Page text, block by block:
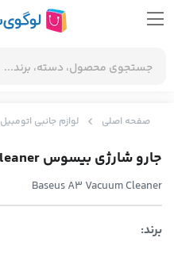
صفحه اصلی لوازم جانبی اتومبیل
جارو شارژی بیسوس Baseus A3 Vacuum Cleaner
Baseus A3 Vacuum Cleaner
برند: